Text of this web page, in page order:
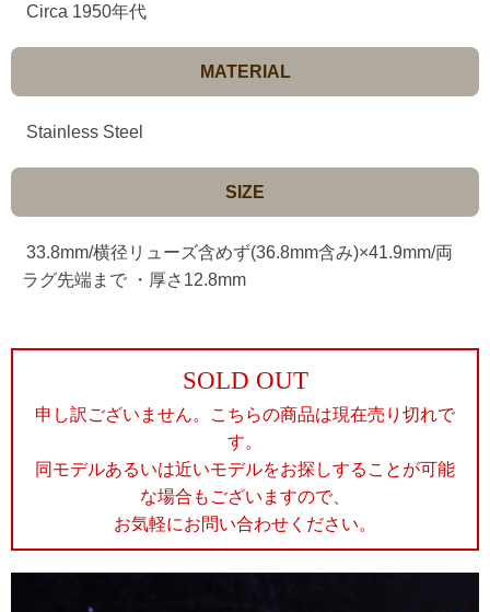
Circa 1950年代
MATERIAL
Stainless Steel
SIZE
33.8mm/横径リューズ含めず(36.8mm含み)×41.9mm/両
ラグ先端まで ・厚さ12.8mm
SOLD OUT
申し訳ございません。こちらの商品は現在売り切れで
す。
同モデルあるいは近いモデルをお探しすることが可能
な場合もございますので、
お気軽にお問い合わせください。